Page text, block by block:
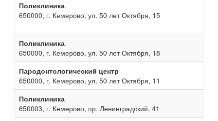
Поликлиника
650000, г. Кемерово, ул. 50 лет Октября, 15
Поликлиника
650000, г. Кемерово, ул. 50 лет Октября, 18
Пародонтологический центр
650000, г. Кемерово, ул. 50 лет Октября, 11
Поликлиника
650003, г. Кемерово, пр. Ленинградский, 41